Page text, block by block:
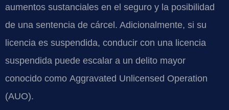
aumentos sustanciales en el seguro y la posibilidad
de una sentencia de cárcel. Adicionalmente, si su
licencia es suspendida, conducir con una licencia
suspendida puede escalar a un delito mayor
conocido como Aggravated Unlicensed Operation
(AUO).